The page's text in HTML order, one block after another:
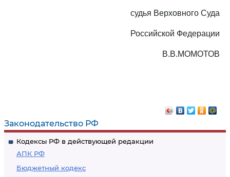
Законодательство РФ
Кодексы РФ в действующей редакции
АПК РФ
Бюджетный кодекс
судья Верховного Суда
Российской Федерации
В.В.МОМОТОВ